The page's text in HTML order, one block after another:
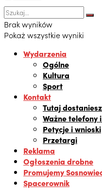
Brak wyników
Pokaż wszystkie wyniki
Wydarzenia
Ogólne
Kultura
Sport
Kontakt
Tutaj
Ważne
Petycje i wnioski
Przetargi
Reklama
Ogłoszenia drobne
Promujemy
Spacerownik